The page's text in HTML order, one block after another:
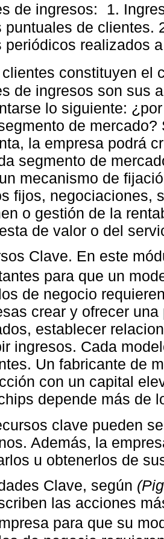
de ingresos: 1.
puntuales de clientes.
periódicos realizados a
constituyen el
de ingresos son sus
lo siguiente:
de
la empresa podrá
segmento de
mecanismo de
fijos, negociaciones,
o gestión de la
de valor o del
Clave. En este
para que un
de negocio
crear y ofrecer
establecer
ingresos. Cada
Un fabricante de
con un capital
depende más de
clave pueden
Además, la
u obtenerlos de
Clave, según
las acciones
para que su